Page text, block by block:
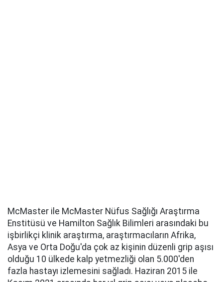
McMaster ile McMaster Nüfus Sağlığı Araştırma
Enstitüsü ve Hamilton Sağlık Bilimleri arasındaki bu
işbirlikçi klinik araştırma, araştırmacıların Afrika,
Asya ve Orta Doğu'da çok az kişinin düzenli grip aşısı
olduğu 10 ülkede kalp yetmezliği olan 5.000'den
fazla hastayı izlemesini sağladı. Haziran 2015 ile